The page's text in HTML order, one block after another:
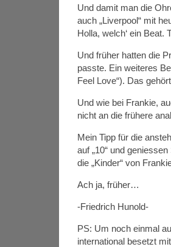
Und damit man die
auch „Liverpool“ mit
Holla, welch‘ ein Beat.
Und früher hatten die
passte. Ein weiteres
Feel Love“). Das
Und wie bei Frankie,
nicht an die frühere
Mein Tipp für die
auf „10“ und
die „Kinder“ von
Ach ja, früher…
-Friedrich Hunold-
PS: Um noch einmal
international besetzt